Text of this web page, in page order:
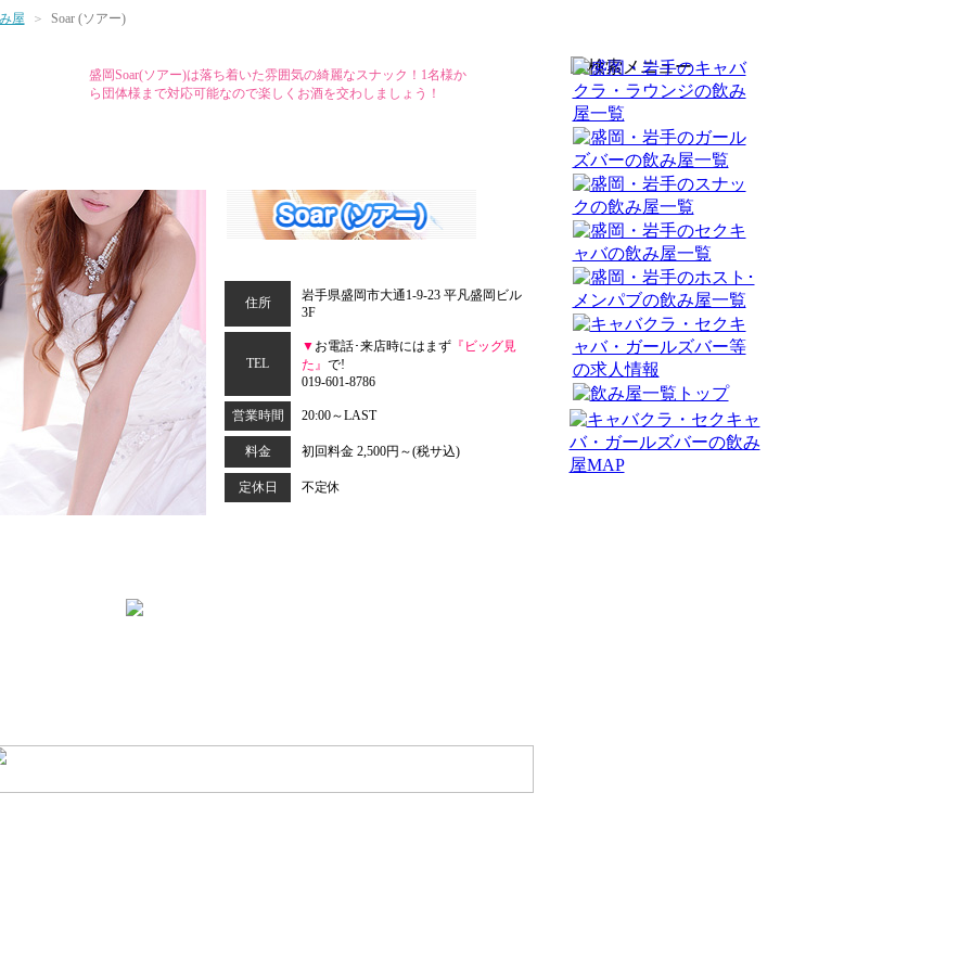
屋 Soar (ソアー)
盛岡Soar(ソアー)は落ち着いた雰囲気の綺麗なスナック！1名様か
ら団体様まで対応可能なので楽しくお酒を交わしましょう！
住所
岩手県盛岡市大通1-9-23 平凡盛岡ビル
3F
TEL
▼ お電話･来店時にはまず 『ビッグ見
た』 で!
019-601-8786
営業時間 20:00～LAST
料金 初回料金 2,500円～(税サ込)
定休日 不定休